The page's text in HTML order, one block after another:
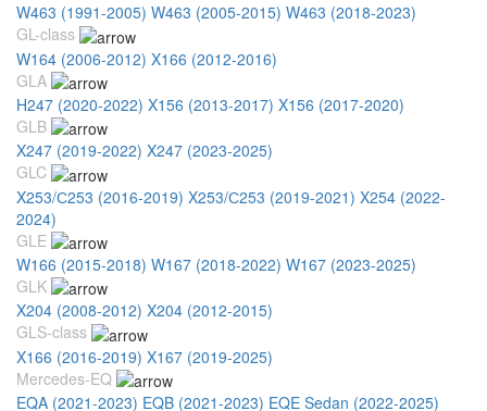
W463 (1991-2005) W463 (2005-2015) W463 (2018-2023)
GL-class
W164 (2006-2012) X166 (2012-2016)
GLA
H247 (2020-2022) X156 (2013-2017) X156 (2017-2020)
GLB
X247 (2019-2022) X247 (2023-2025)
GLC
X253/С253 (2016-2019) X253/С253 (2019-2021) X254 (2022-
2024)
GLE
W166 (2015-2018) W167 (2018-2022) W167 (2023-2025)
GLK
X204 (2008-2012) X204 (2012-2015)
GLS-class
X166 (2016-2019) X167 (2019-2025)
Mercedes-EQ
EQA (2021-2023) EQB (2021-2023) EQE Sedan (2022-2025)